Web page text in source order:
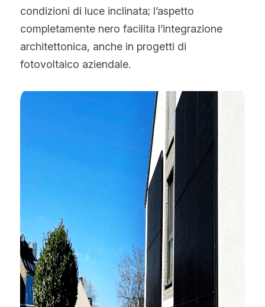
condizioni di luce inclinata; l’aspetto
completamente nero facilita l’integrazione
architettonica, anche in progetti di
fotovoltaico aziendale.